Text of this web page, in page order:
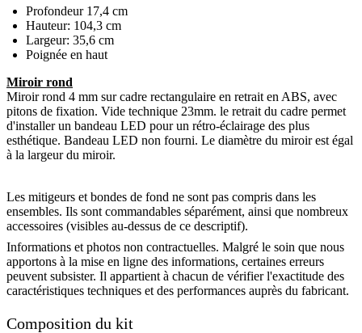
Profondeur 17,4 cm
Hauteur: 104,3 cm
Largeur: 35,6 cm
Poignée en haut
Miroir rond
Miroir rond 4 mm sur cadre rectangulaire en retrait en ABS, avec
pitons de fixation. Vide technique 23mm. le retrait du cadre permet
d'installer un bandeau LED pour un rétro-éclairage des plus
esthétique. Bandeau LED non fourni. Le diamètre du miroir est égal
à la largeur du miroir.
Les mitigeurs et bondes de fond ne sont pas compris dans les
ensembles. Ils sont commandables séparément, ainsi que nombreux
accessoires (visibles au-dessus de ce descriptif).
Informations et photos non contractuelles. Malgré le soin que nous
apportons à la mise en ligne des informations, certaines erreurs
peuvent subsister. Il appartient à chacun de vérifier l'exactitude des
caractéristiques techniques et des performances auprès du fabricant.
Composition du kit